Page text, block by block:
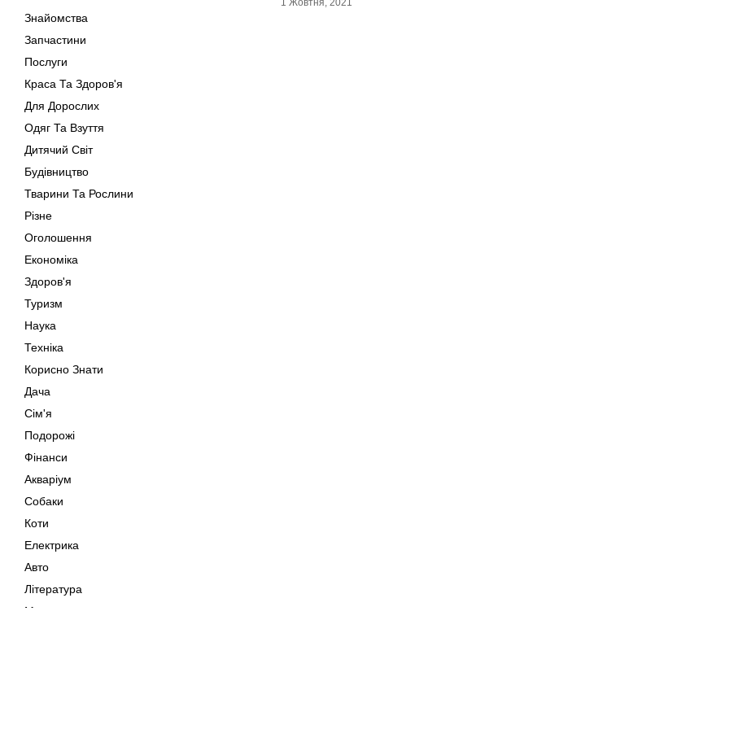
Знайомства
Запчастини
Послуги
Краса Та Здоров'я
Для Дорослих
Одяг Та Взуття
Дитячий Світ
Будівництво
Тварини Та Рослини
Різне
Оголошення
Економіка
Здоров'я
Туризм
Наука
Техніка
Корисно Знати
Дача
Сім'я
Подорожі
Фінанси
Акваріум
Собаки
Коти
Електрика
Авто
Література
Музика
1 Жовтня, 2021